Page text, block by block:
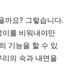
까요? 그렇습니다.
를 비워내야만
기능을 할 수 있
의 속과 내면을